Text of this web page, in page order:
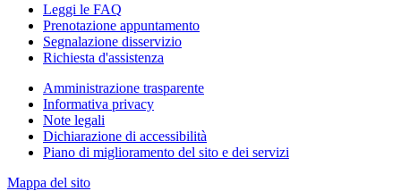
Leggi le FAQ
Prenotazione appuntamento
Segnalazione disservizio
Richiesta d'assistenza
Amministrazione trasparente
Informativa privacy
Note legali
Dichiarazione di accessibilità
Piano di miglioramento del sito e dei servizi
Mappa del sito